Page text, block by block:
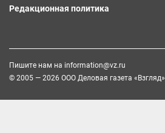
Редакционная политика
Пишите нам на information@vz.ru
© 2005 — 2026 ООО Деловая газета «Взгляд»